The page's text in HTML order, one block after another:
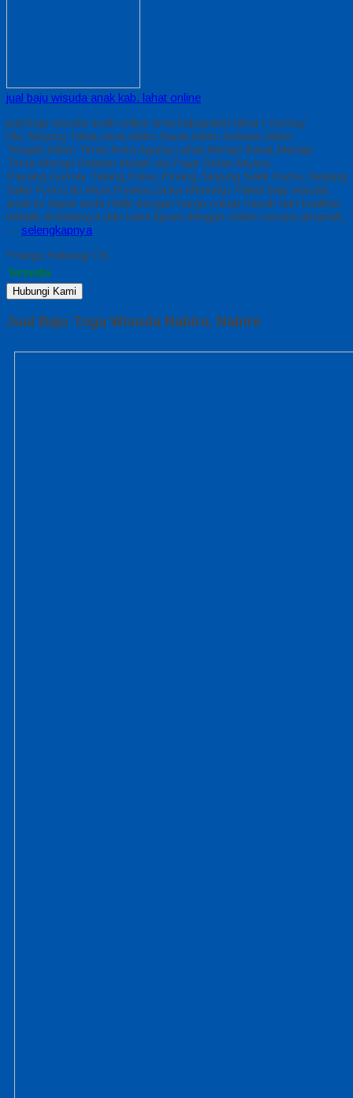
jual baju wisuda anak kab. lahat online
jual baju wisuda anak online area kabupaten lahat ( Gumay
Ulu,Tanjung Tebat,Jarai,Kikim Barat,Kikim Selatan,Kikim
Tengah,Kikim Timur,Kota Agung,Lahat,Merapi Barat,Merapi
Timur,Merapi Selatan,Mulak Ulu,Pajar Bulan,Muara
Payang,Gumay Talang,Pulau Pinang,Tanjung Sakti Pumu,Tanjung
Sakti Pumi,Ulu Musi,Pseksu,Suka Merindu) Paket baju wisuda
anak ini dapat anda miliki dengan harga cukup murah dan kualitas
terbaik di kelasnya dan kami layani dengan online secara amanah,
… selengkapnya
*Harga Hubungi CS
Tersedia
Hubungi Kami
Jual Baju Toga Wisuda Nabire, Nabire